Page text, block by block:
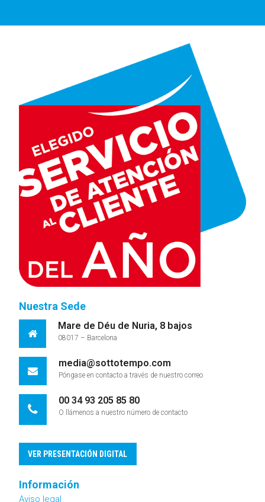
Nuestra Sede
Mare de Déu de Nuria, 8 bajos
08017 – Barcelona
media@sottotempo.com
Póngase en contacto a través de nuestro correo
00 34 93 205 85 80
O llámenos a nuestro número de contacto
VER PRESENTACIÓN DIGITAL
Información
Aviso legal